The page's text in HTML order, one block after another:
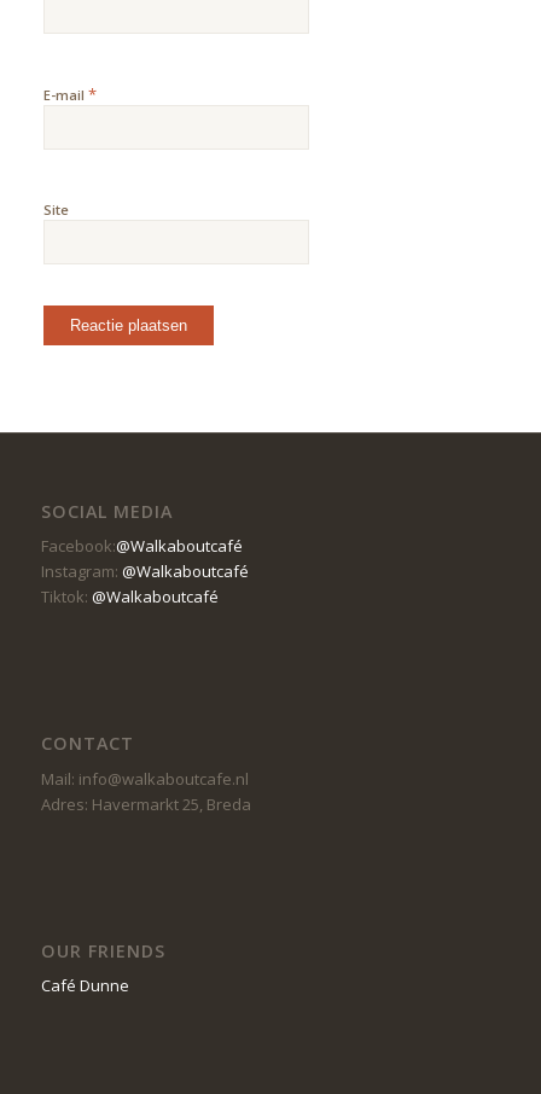
E-mail *
Site
SOCIAL MEDIA
Facebook:@Walkaboutcafé
Instagram: @Walkaboutcafé
Tiktok: @Walkaboutcafé
CONTACT
Mail: info@walkaboutcafe.nl
Adres: Havermarkt 25, Breda
OUR FRIENDS
Café Dunne